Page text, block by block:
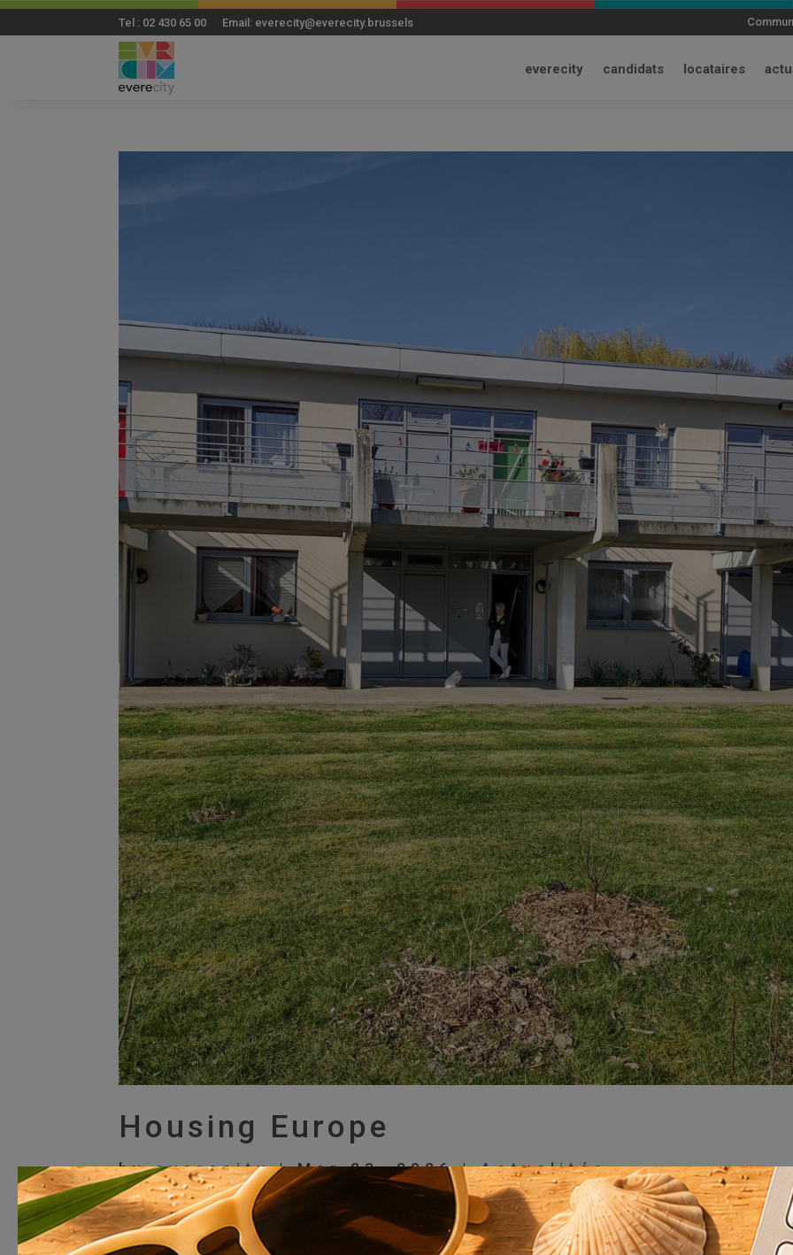
Tel : 02 430 65 00 Email: everecity@everecity.brussels
everecity candidats locataires
Housing Europe
byeverecity|Mar 23, 2026|Actualités
Everecity a eu le plaisir d’accueillir aujourd’hui une délégation de plus de 30 représentants de Housing
Europe, issus de plusieurs pays européens, en partenariat avec la SLRB • BGHM. Cette visite a permis
modal-check